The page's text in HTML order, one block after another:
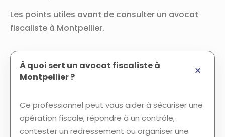
Les points utiles avant de consulter un avocat
fiscaliste à Montpellier.
À quoi sert un avocat fiscaliste à
Montpellier ?
Ce professionnel peut vous aider à sécuriser une
opération fiscale, répondre à un contrôle,
contester un redressement ou organiser une